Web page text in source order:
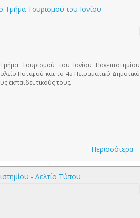
Τμήμα Τουρισμού του Ιονίου
Τουρισμού του Ιονίου Πανεπιστημίου
Ποταμού και το 4ο Πειραματικό Δημοτικό
εκπαιδευτικούς τους.
Περισσότερα
- Δελτίο Τύπου